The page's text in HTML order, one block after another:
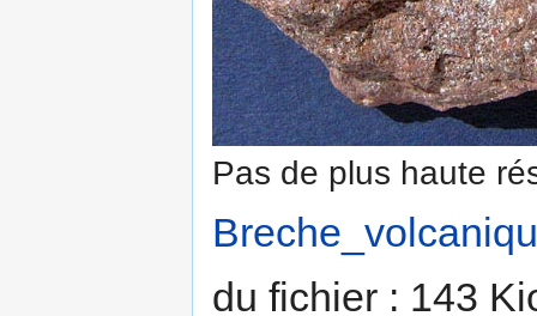
Pas de plus haute
du fichier : 143